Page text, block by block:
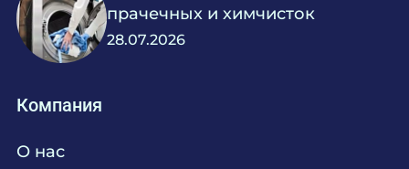
прачечных и химчисток
28.07.2026
Компания
О нас